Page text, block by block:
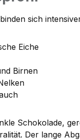
sich
Eiche
Birnen
Schokolade,
Der lange